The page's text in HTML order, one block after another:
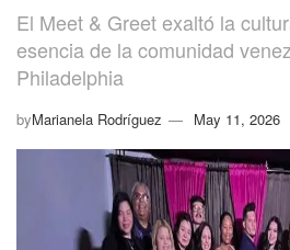
El Meet & Greet exaltó la
esencia de la comunidad
Philadelphia
byMarianela Rodríguez May 11, 2026